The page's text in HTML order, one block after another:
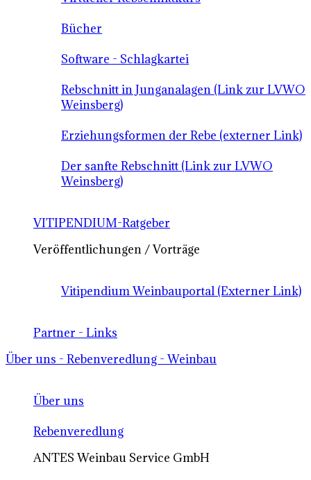
Bücher
Software - Schlagkartei
Rebschnitt in Junganalagen (Link zur LVWO
Weinsberg)
Erziehungsformen der Rebe (externer Link)
Der sanfte Rebschnitt (Link zur LVWO
Weinsberg)
VITIPENDIUM-Ratgeber
Veröffentlichungen / Vorträge
Vitipendium Weinbauportal (Externer Link)
Partner - Links
Über uns - Rebenveredlung - Weinbau
Über uns
Rebenveredlung
ANTES Weinbau Service GmbH